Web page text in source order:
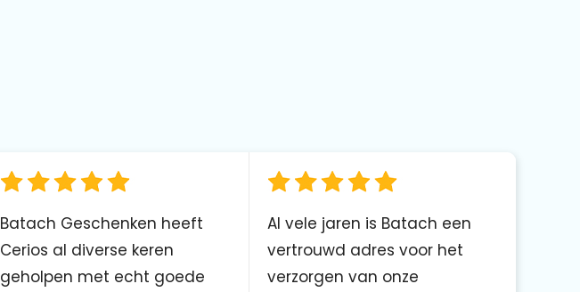
Batach Geschenken heeft
Cerios al diverse keren
geholpen met echt goede
Al vele jaren is Batach een
vertrouwd adres voor het
verzorgen van onze